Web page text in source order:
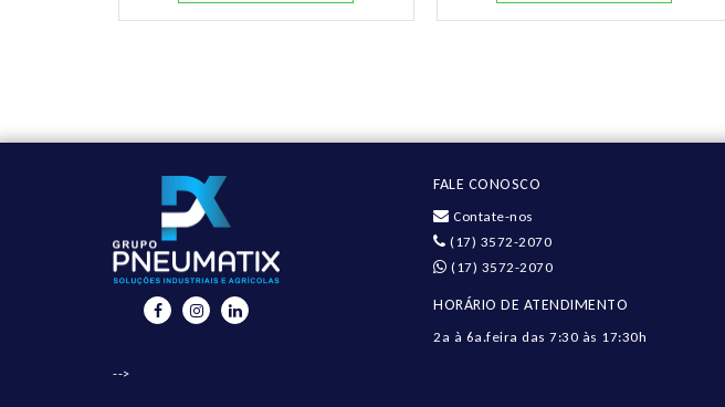
FALE CONOSCO
Contate-nos
(17) 3572-2070
(17) 3572-2070
HORÁRIO DE ATENDIMENTO
2a à 6a.feira das 7:30 às 17:30h
-->